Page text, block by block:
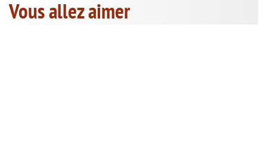
Vous allez aimer